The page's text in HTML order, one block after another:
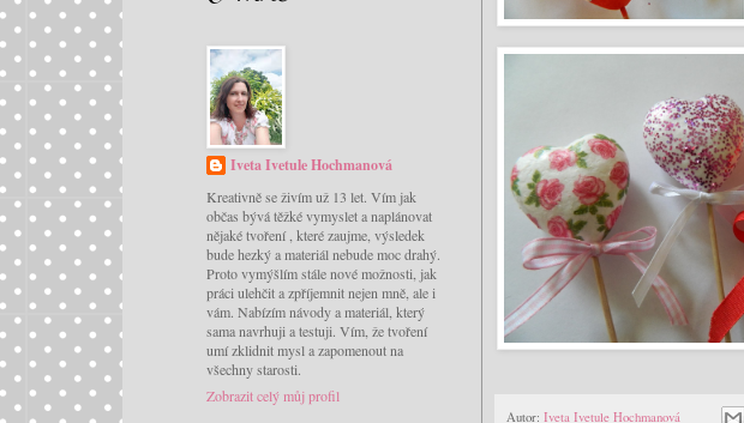
Autor: Iveta Ivetule Hochmanová
Iveta Ivetule Hochmanová
Kreativně se živím už 13 let. Vím jak
občas bývá těžké vymyslet a naplánovat
nějaké tvoření , které zaujme, výsledek
bude hezký a materiál nebude moc drahý.
Proto vymýšlím stále nové možnosti, jak
práci ulehčit a zpříjemnit nejen mně, ale i
vám. Nabízím návody a materiál, který
sama navrhuji a testuji. Vím, že tvoření
umí zklidnit mysl a zapomenout na
všechny starosti.
Zobrazit celý můj profil